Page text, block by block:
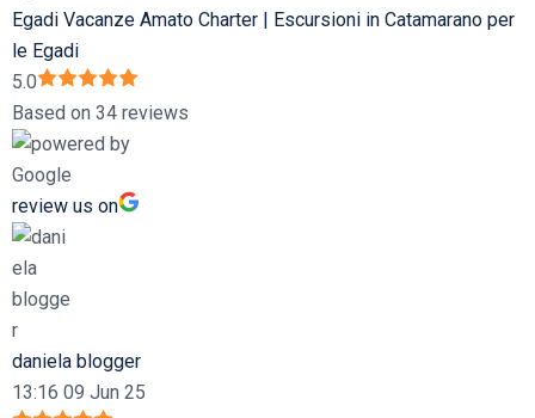
Egadi Vacanze Amato Charter | Escursioni in Catamarano per
le Egadi
5.0
Based on 34 reviews
review us on
daniela blogger
13:16 09 Jun 25